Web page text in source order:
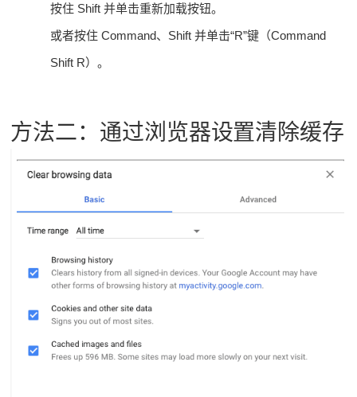
按住 Shift 并单击重新加载按钮。
或者按住 Command、Shift 并单击“R”键（Command
Shift R）。
方法二：通过浏览器设置清除缓存